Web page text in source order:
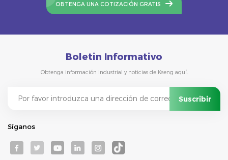
OBTENGA UNA COTIZACIÓN GRATIS
Boletin Informativo
Obtenga información industrial y noticias de Kseng aquí.
Síganos